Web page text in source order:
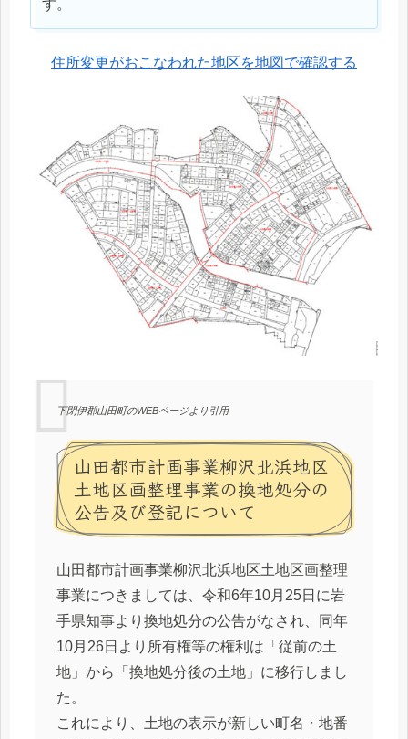
す。
住所変更がおこなわれた地区を地図で確認する
下閉伊郡山田町のWEBページより引用
山田都市計画事業柳沢北浜地区
土地区画整理事業の換地処分の
公告及び登記について
山田都市計画事業柳沢北浜地区土地区画整理
事業につきましては、令和6年10月25日に岩
手県知事より換地処分の公告がなされ、同年
10月26日より所有権等の権利は「従前の土
地」から「換地処分後の土地」に移行しまし
た。
これにより、土地の表示が新しい町名・地番